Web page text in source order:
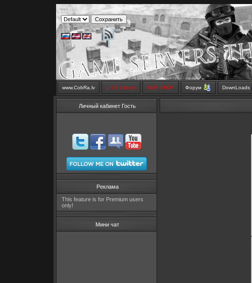
www.CobRa.lv LIVE Stream SMS SHOP Форум DownLoads
Личный кабинет Гость
Реклама
This feature is for Premium users
only!
Мини чат